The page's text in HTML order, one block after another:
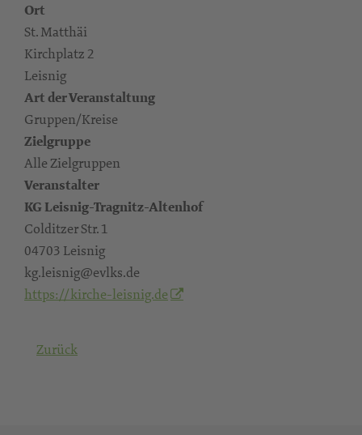
Ort
St. Matthäi
Kirchplatz 2
Leisnig
Art der Veranstaltung
Gruppen/Kreise
Zielgruppe
Alle Zielgruppen
Veranstalter
KG Leisnig-Tragnitz-Altenhof
Colditzer Str. 1
04703 Leisnig
kg.leisnig@evlks.de
https://kirche-leisnig.de
Zurück